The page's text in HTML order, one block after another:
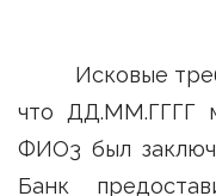
Исковые
что ДД.ММ.ГГГГ
ФИО3 был
Банк